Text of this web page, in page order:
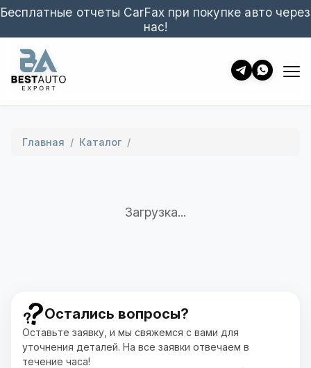
Бесплатные отчеты CarFax при покупке авто через
нас!
Главная / Каталог /
Загрузка...
Остались вопросы?
Оставьте заявку, и мы свяжемся с вами для
уточнения деталей. На все заявки отвечаем в
течение часа!